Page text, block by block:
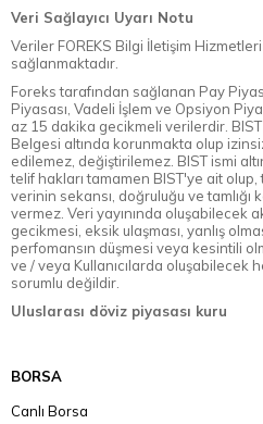
Veri Sağlayıcı Uyarı Notu
Veriler FOREKS Bilgi İletişim
sağlanmaktadır.
Foreks tarafından sağlanan Pay
Piyasası, Vadeli İşlem ve Opsiyon
az 15 dakika gecikmeli verilerdir.
Belgesi altında korunmakta olup
edilemez, değiştirilemez. BIST ismi
telif hakları tamamen BIST'ye ait olup,
verinin sekansı, doğruluğu ve
vermez. Veri yayınında oluşabilecek
gecikmesi, eksik ulaşması, yanlış
perfomansın düşmesi veya kesintili
ve / veya Kullanıcılarda oluşabilecek
sorumlu değildir.
Uluslarası döviz piyasası kuru
BORSA
Canlı Borsa